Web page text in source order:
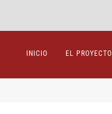
INICIO EL PROYECTO